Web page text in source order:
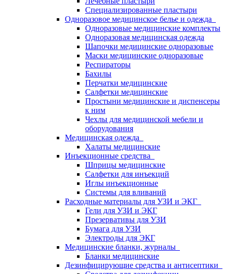
Специализированные пластыри
Одноразовое медицинское белье и одежда
Одноразовые медицинские комплекты
Одноразовая медицинская одежда
Шапочки медицинские одноразовые
Маски медицинские одноразовые
Респираторы
Бахилы
Перчатки медицинские
Салфетки медицинские
Простыни медицинские и диспенсеры
к ним
Чехлы для медицинской мебели и
оборудования
Медицинская одежда
Халаты медицинские
Инъекционные средства
Шприцы медицинские
Салфетки для инъекций
Иглы инъекционные
Системы для вливаний
Расходные материалы для УЗИ и ЭКГ
Гели для УЗИ и ЭКГ
Презервативы для УЗИ
Бумага для УЗИ
Электроды для ЭКГ
Медицинские бланки, журналы
Бланки медицинские
Дезинфицирующие средства и антисептики